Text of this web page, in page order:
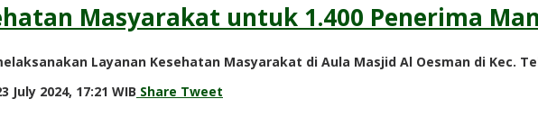
Masyarakat untuk 1.400 Penerima
Layanan Kesehatan Masyarakat di Aula Masjid Al Oesman di Kec.
July 2024, 17:21 WIB by
Share Tweet